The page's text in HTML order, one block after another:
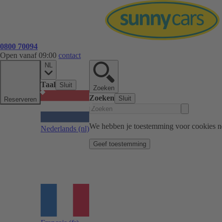
0800 70094
Open vanaf 09:00 contact
Reserveren
NL
Taal Sluit
Nederlands (nl)
Zoeken
Zoeken Sluit
We hebben je toestemming voor cookies
Geef toestemming